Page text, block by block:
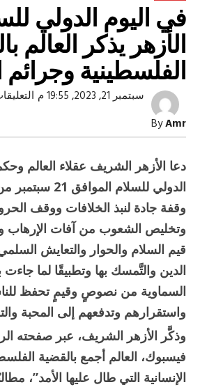
في اليوم الدولي
الأزهر يذكر العالم
الفلسطينية وجرائم
ByAmr
سبتمبر 21, 2023, 19:55 م التعليقات
دعا الأزهر الشريف عقلاء العالم
الدولي للسلام
وقفة جادة لنبذ الخلافات ووقف
وتخليص الشعوب من آفات الإرهاب
قيم السلام ‏والحوار والتعايش السلمي،
الدين والتَّمسك بها وتطبيقًا لما جاءت
السماوية من ‏نصوصٍ وقيمٍ تحفظ
واستقرارهم وتدفعهم إلى المحبة
وذكَّر الأزهر الشريف، عبر صفحته
فيسبوك، العالم أجمع بالقضية
الإنسانية التي طال عليها الأمد”،